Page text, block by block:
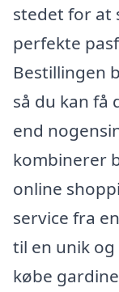
stedet for at
perfekte
Bestillingen
så du kan
end
kombinerer
online
service fra
til en unik
købe